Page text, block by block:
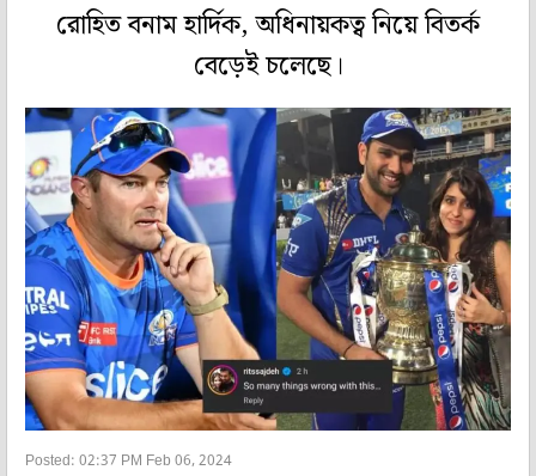
রোহিত বনাম হার্দিক, অধিনায়কত্ব নিয়ে বিতর্ক
বেড়েই চলেছে।
Posted: 02:37 PM Feb 06, 2024